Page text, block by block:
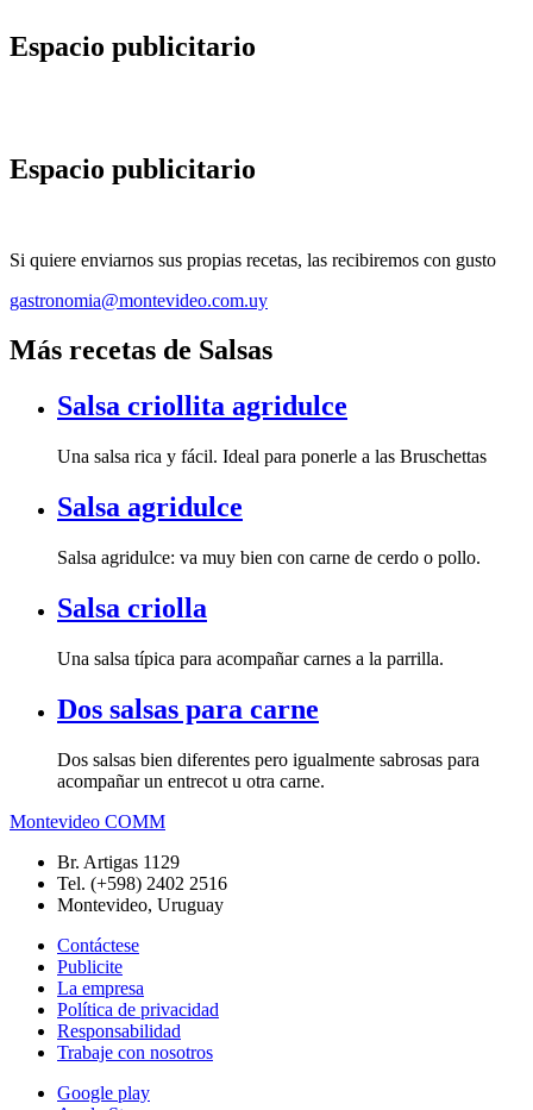
Espacio publicitario
Espacio publicitario
Si quiere enviarnos sus propias recetas, las recibiremos con gusto
gastronomia@montevideo.com.uy
Más recetas de Salsas
Salsa criollita agridulce
Una salsa rica y fácil. Ideal para ponerle a las Bruschettas
Salsa agridulce
Salsa agridulce: va muy bien con carne de cerdo o pollo.
Salsa criolla
Una salsa típica para acompañar carnes a la parrilla.
Dos salsas para carne
Dos salsas bien diferentes pero igualmente sabrosas para
acompañar un entrecot u otra carne.
Montevideo COMM
Br. Artigas 1129
Tel. (+598) 2402 2516
Montevideo, Uruguay
Contáctese
Publicite
La empresa
Política de privacidad
Responsabilidad
Trabaje con nosotros
Google play